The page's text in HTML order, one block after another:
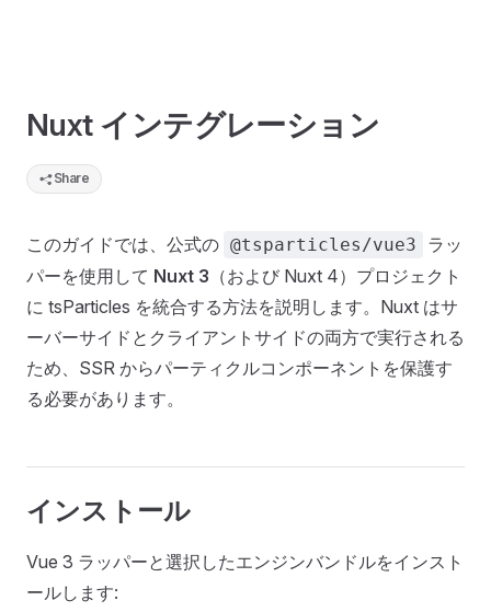
Nuxt インテグレーション
Share
このガイドでは、公式の @tsparticles/vue3
ラッ
パーを使用して Nuxt 3 （および Nuxt 4）プロジェクト
に tsParticles を統合する方法を説明します。Nuxt はサ
ーバーサイドとクライアントサイドの両方で実行される
ため、SSR からパーティクルコンポーネントを保護す
る必要があります。
インストール
Vue 3 ラッパーと選択したエンジンバンドルをインスト
ールします: